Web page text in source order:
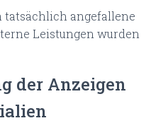
tatsächlich angefallene
Leistungen wurden
der Anzeigen